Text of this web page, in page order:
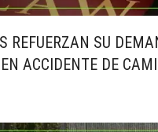
REFUERZAN SU
ACCIDENTE DE